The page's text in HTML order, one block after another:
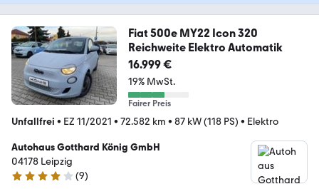
Fiat 500e MY22 Icon 320
Reichweite Elektro Automatik
16.999 €
19% MwSt.
Fairer Preis
Unfallfrei • EZ 11/2021 • 72.582 km • 87 kW (118 PS) • Elektro
Autohaus Gotthard König GmbH
04178 Leipzig
4 Sterne
(9)